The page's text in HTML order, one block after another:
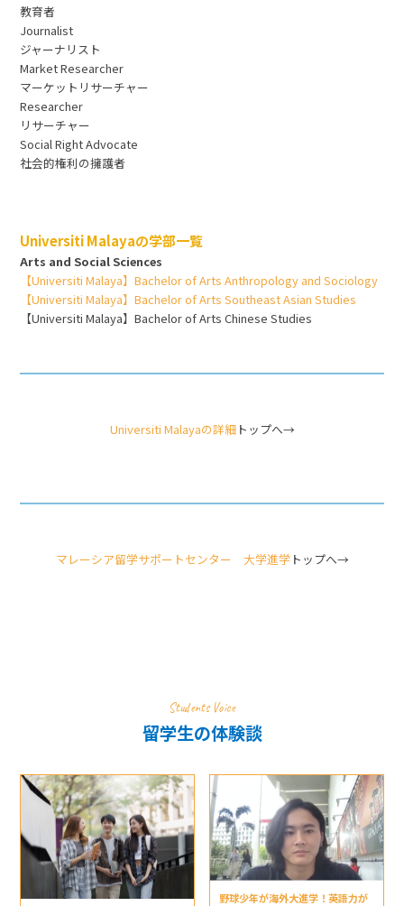
教育者
Journalist
ジャーナリスト
Market Researcher
マーケットリサーチャー
Researcher
リサーチャー
Social Right Advocate
社会的権利の擁護者
Universiti Malayaの学部一覧
Arts and Social Sciences
【Universiti Malaya】Bachelor of Arts Anthropology and Sociology
【Universiti Malaya】Bachelor of Arts Southeast Asian Studies
【Universiti Malaya】Bachelor of Arts Chinese Studies
Universiti Malayaの詳細トップへ→
マレーシア留学サポートセンター 大学進学トップへ→
Students Voice
留学生の体験談
野球少年が海外大進学！英語力が